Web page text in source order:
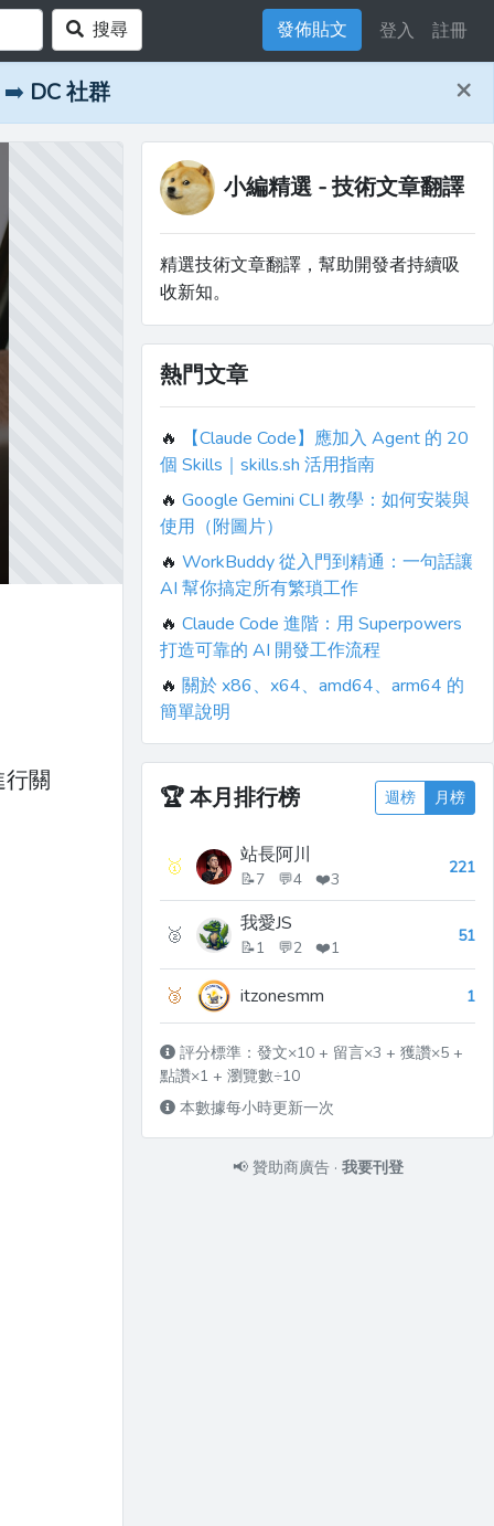
搜尋 發佈貼文 登入 註冊
➡️ DC 社群 ×
關
小編精選 - 技術文章翻譯
精選技術文章翻譯，幫助開發者持續吸
收新知。
熱門文章
🔥
【Claude Code】應加入 Agent 的 20
個 Skills｜skills.sh 活用指南
🔥 Google Gemini CLI 教學：如何安裝與
使用（附圖片）
🔥 WorkBuddy 從入門到精通：一句話讓
AI 幫你搞定所有繁瑣工作
🔥 Claude Code 進階：用 Superpowers
打造可靠的 AI 開發工作流程
🔥 關於 x86、x64、amd64、arm64 的
簡單說明
🏆本月排行榜 週榜 月榜
🥇 站長阿川
📝7 💬4 ❤️3
221
🥈 我愛JS
📝1 💬2 ❤️1
51
🥉 itzonesmm 1
評分標準：發文×10 + 留言×3 + 獲讚×5 +
點讚×1 + 瀏覽數÷10
本數據每小時更新一次
📢 贊助商廣告 · 我要刊登